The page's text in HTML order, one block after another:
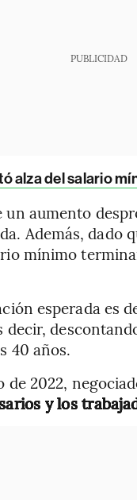
PUBLICIDAD
alza del salario
aumento
Además, dado
mínimo
esperada es
decir,
40 años.
2022,
y los